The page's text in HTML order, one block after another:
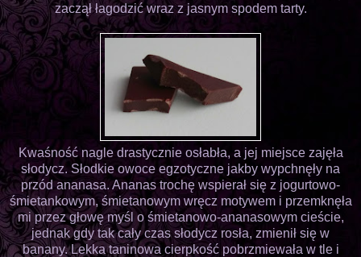
zaczął łagodzić wraz z jasnym spodem tarty.
Kwaśność nagle drastycznie osłabła, a jej miejsce zajęła
słodycz. Słodkie owoce egzotyczne jakby wypchnęły na
przód ananasa. Ananas trochę wspierał się z jogurtowo-
śmietankowym, śmietanowym wręcz motywem i przemknęła
mi przez głowę myśl o śmietanowo-ananasowym cieście,
jednak gdy tak cały czas słodycz rosła, zmienił się w
banany. Lekka taninowa cierpkość pobrzmiewała w tle i